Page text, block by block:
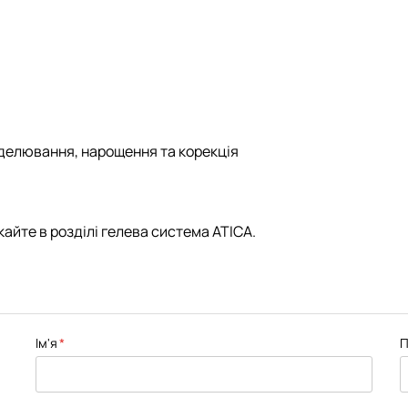
нарощення та корекція
в розділі гелева система ATICA.
Ім'я